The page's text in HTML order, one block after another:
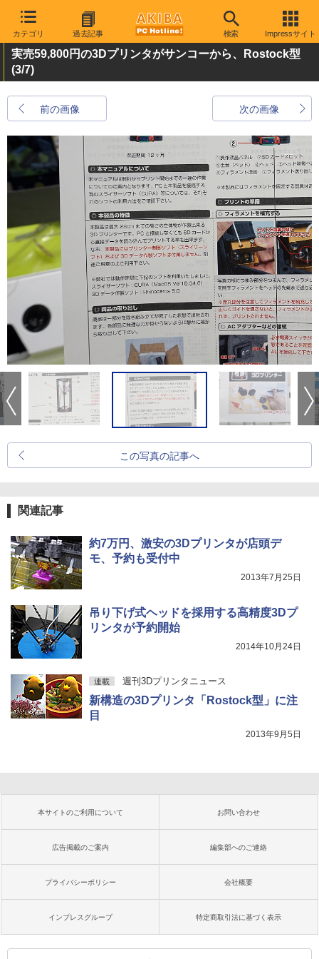
カテゴリ 過去記事 検索 Impressサイト
実売59,800円の3Dプリンタがサンコーから、Rostock型
(3/7)
前の画像 次の画像
この写真の記事へ
関連記事
約7万円、激安の3Dプリンタが店頭デ
モ、予約も受付中
2013年7月25日
吊り下げ式ヘッドを採用する高精度3Dプ
リンタが予約開始
2014年10月24日
連載 週刊3Dプリンタニュース
新構造の3Dプリンタ「Rostock型」に注
目
2013年9月5日
本サイトのご利用について お問い合わせ
広告掲載のご案内 編集部へのご連絡
プライバシーポリシー 会社概要
インプレスグループ 特定商取引法に基づく表示